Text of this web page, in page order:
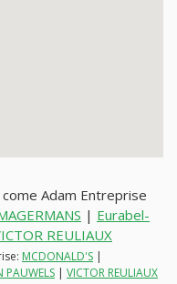
Adam Entreprise
| Eurabel-
REULIAUX
MCDONALD'S |
PAUWELS | VICTOR REULIAUX